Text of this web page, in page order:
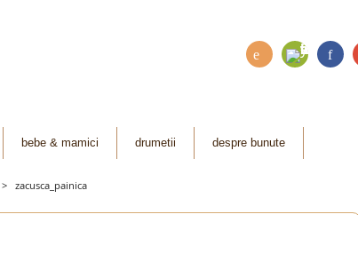
bebe & mamici drumetii despre bunute
> zacusca_painica